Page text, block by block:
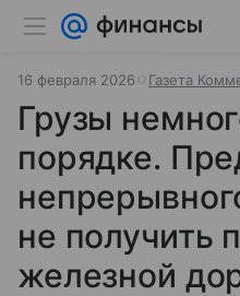
16 февраля 2026 Газета
Грузы
порядке.
не получить
железной